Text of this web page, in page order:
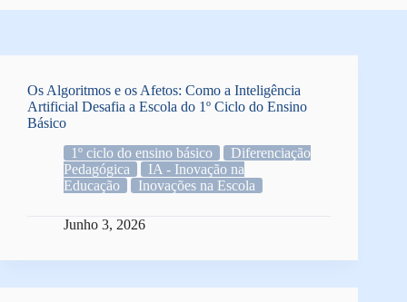
Os Algoritmos e os Afetos: Como a Inteligência
Artificial Desafia a Escola do 1º Ciclo do Ensino
Básico
1º ciclo do ensino básico
Diferenciação
Pedagógica
IA - Inovação na
Educação
Inovações na Escola
Junho 3, 2026